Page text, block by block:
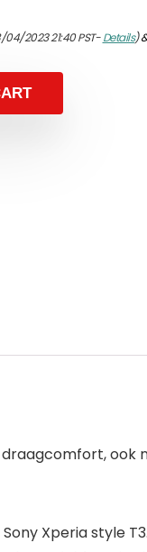
2023 21:40 PST-Details)
ook
Xperia style